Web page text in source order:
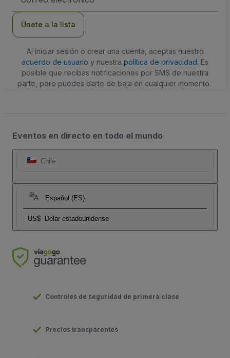
Únete a la lista
Al iniciar sesión o crear una cuenta, aceptas nuestro
acuerdo de usuario y nuestra política de privacidad. Es
posible que recibas notificaciones por SMS de nuestra
parte, pero puedes darte de baja en cualquier momento.
Eventos en directo en todo el mundo
Chile
Español (ES)
US$ Dolar estadounidense
Controles de seguridad de primera clase
Precios transparentes